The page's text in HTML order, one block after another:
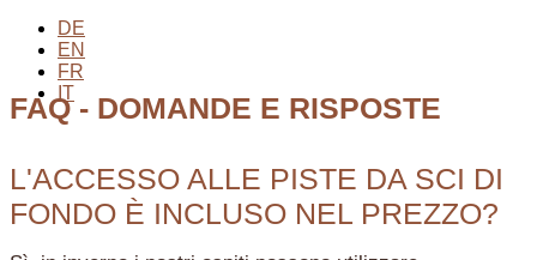
DE
EN
FR
IT
FAQ - DOMANDE E RISPOSTE
L'ACCESSO ALLE PISTE DA SCI DI
FONDO È INCLUSO NEL PREZZO?